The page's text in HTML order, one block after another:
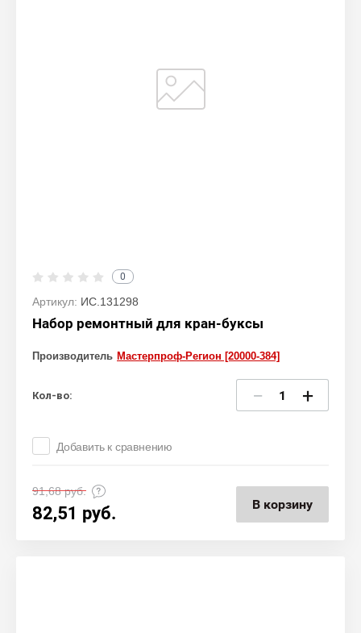
0
Артикул: ИС.131298
Набор ремонтный для кран-буксы
Производитель Мастерпроф-Регион [20000-384]
Кол-во: − +
Добавить к сравнению
91,68руб.
82,51 руб. В корзину